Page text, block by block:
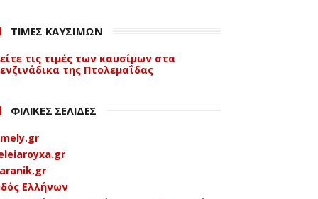
ΤΙΜΕΣ ΚΑΥΣΙΜΩΝ
τις τιμές των καυσίμων στα
της Πτολεμαΐδας
ΦΙΛΙΚΕΣ ΣΕΛΙΔΕΣ
Ελλήνων